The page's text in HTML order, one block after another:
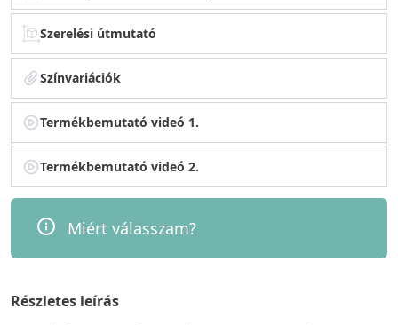
Szerelési útmutató
Színvariációk
Termékbemutató videó 1.
Termékbemutató videó 2.
Miért válasszam?
Részletes leírás